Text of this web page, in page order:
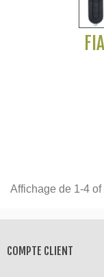
Affichage de 1-4
COMPTE CLIENT